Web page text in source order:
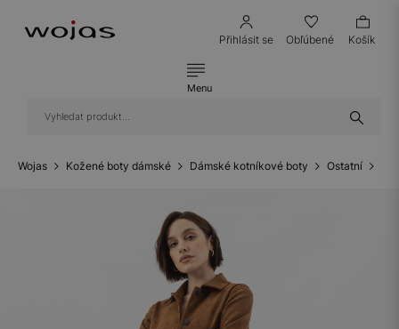
Přihlásit se Obľúbené Košík
Menu
Wojas Kožené boty dámské Dámské kotníkové boty Ostatní